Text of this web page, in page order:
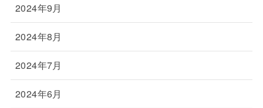
2024年9月
2024年8月
2024年7月
2024年6月